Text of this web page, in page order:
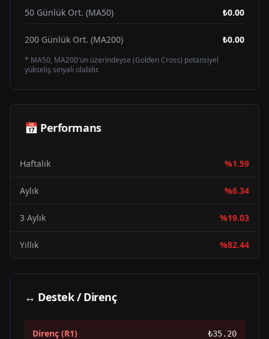
50 Günlük Ort. (MA50) ₺0.00
200 Günlük Ort. (MA200) ₺0.00
* MA50, MA200'ün üzerindeyse (Golden Cross) potansiyel
yükseliş sinyali olabilir.
📅 Performans
Haftalık %1.59
Aylık %6.34
3 Aylık %19.03
Yıllık %82.44
↔ Destek / Direnç
Direnç (R1) ₺35.20